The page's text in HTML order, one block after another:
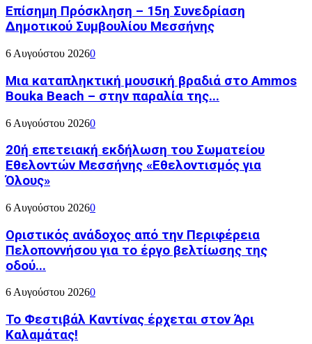
Επίσημη Πρόσκληση – 15η Συνεδρίαση
Δημοτικού Συμβουλίου Μεσσήνης
6 Αυγούστου 20260
Μια καταπληκτική μουσική βραδιά στο Ammos
Bouka Beach – στην παραλία της...
6 Αυγούστου 20260
20ή επετειακή εκδήλωση του Σωματείου
Εθελοντών Μεσσήνης «Εθελοντισμός για
Όλους»
6 Αυγούστου 20260
Οριστικός ανάδοχος από την Περιφέρεια
Πελοποννήσου για το έργο βελτίωσης της
οδού...
6 Αυγούστου 20260
Το Φεστιβάλ Καντίνας έρχεται στον Άρι
Καλαμάτας!